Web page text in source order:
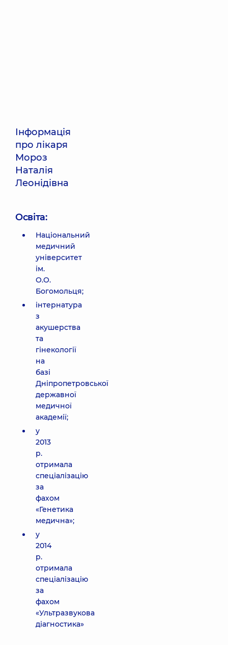
Інформація
про лікаря
Мороз
Наталія
Леонідівна
Освіта:
Національний
медичний
університет
ім.
О.О.
Богомольця;
інтернатура
з
акушерства
та
гінекології
на
базі
Дніпропетровської
державної
медичної
академії;
у
2013
р.
отримала
спеціалізацію
за
фахом
«Генетика
медична»;
у
2014
р.
отримала
спеціалізацію
за
фахом
«Ультразвукова
діагностика»